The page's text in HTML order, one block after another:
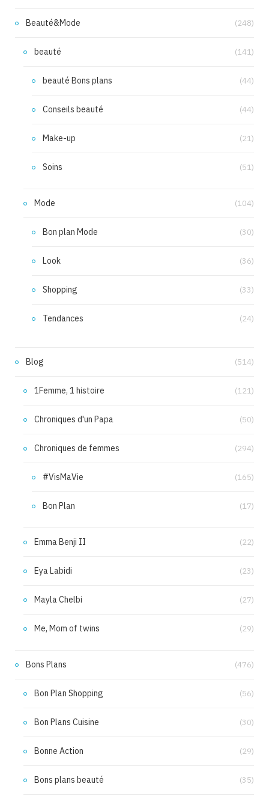
Beauté&Mode (248)
beauté (141)
beauté Bons plans (44)
Conseils beauté (44)
Make-up (21)
Soins (51)
Mode (104)
Bon plan Mode (30)
Look (36)
Shopping (33)
Tendances (24)
Blog (514)
1Femme, 1 histoire (121)
Chroniques d'un Papa (50)
Chroniques de femmes (294)
#VisMaVie (165)
Bon Plan (17)
Emma Benji II (22)
Eya Labidi (23)
Mayla Chelbi (27)
Me, Mom of twins (29)
Bons Plans (476)
Bon Plan Shopping (56)
Bon Plans Cuisine (30)
Bonne Action (29)
Bons plans beauté (35)